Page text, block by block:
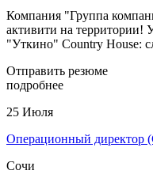
Компания "Группа
активити на территории!
"Уткино" Country House:
Отправить резюме
подробнее
25 Июля
Операционный директор
Сочи